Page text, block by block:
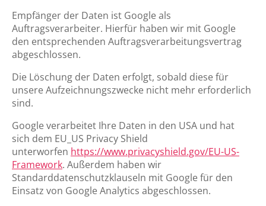
Empfänger der Daten ist Google als
Auftragsverarbeiter. Hierfür haben wir mit Google
den entsprechenden Auftragsverarbeitungsvertrag
abgeschlossen.
Die Löschung der Daten erfolgt, sobald diese für
unsere Aufzeichnungszwecke nicht mehr erforderlich
sind.
Google verarbeitet Ihre Daten in den USA und hat
sich dem EU_US Privacy Shield
unterworfen https://www.privacyshield.gov/EU-US-
Framework. Außerdem haben wir
Standarddatenschutzklauseln mit Google für den
Einsatz von Google Analytics abgeschlossen.